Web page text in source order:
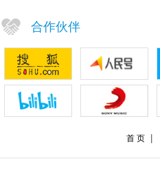
合作伙伴
首 页